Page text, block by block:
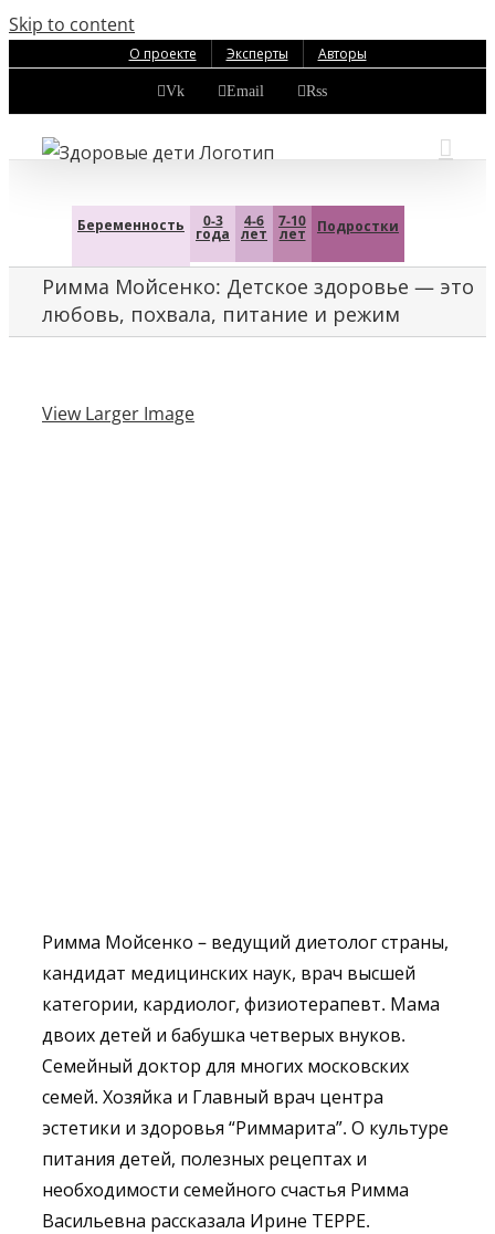
Skip to content
О проекте Эксперты Авторы
Vk Email Rss
Беременность 0-3
года
4-6
лет
7-10
лет Подростки
Римма Мойсенко: Детское здоровье — это
любовь, похвала, питание и режим
View Larger Image
Римма Мойсенко – ведущий диетолог страны,
кандидат медицинских наук, врач высшей
категории, кардиолог, физиотерапевт. Мама
двоих детей и бабушка четверых внуков.
Семейный доктор для многих московских
семей. Хозяйка и Главный врач центра
эстетики и здоровья “Риммарита”. О культуре
питания детей, полезных рецептах и
необходимости семейного счастья Римма
Васильевна рассказала Ирине ТЕРРЕ.